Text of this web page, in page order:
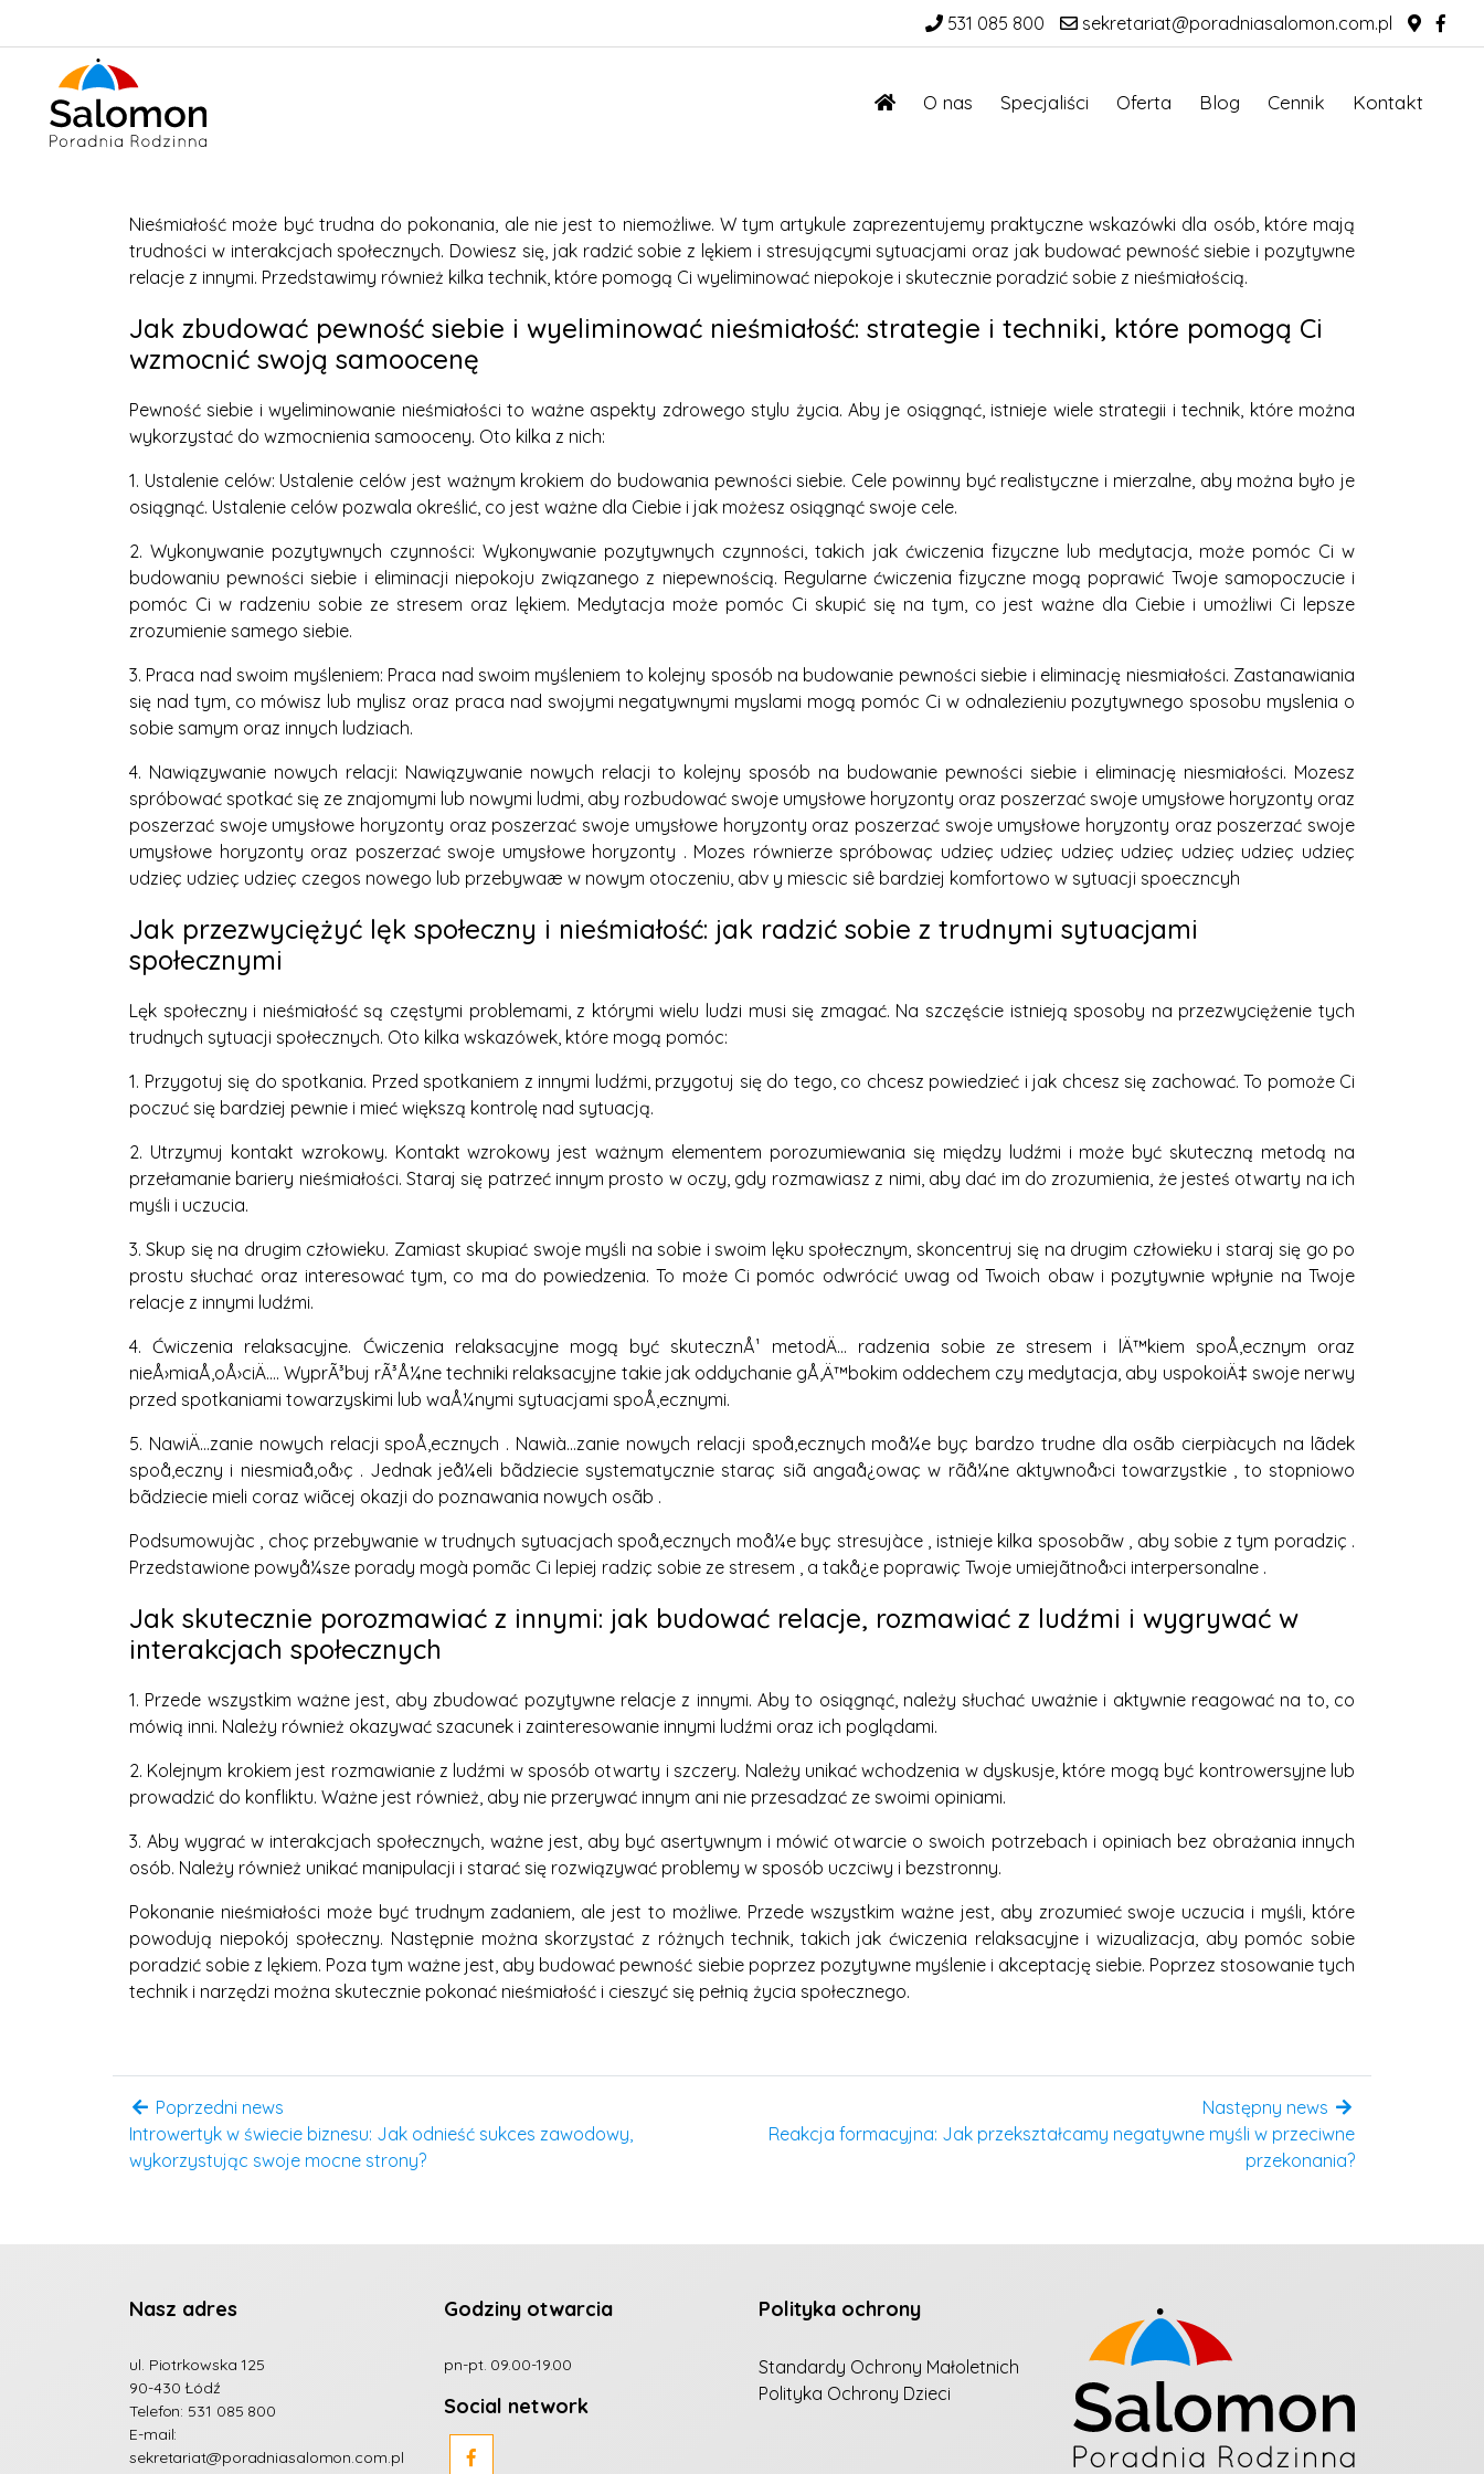
531 085 800 sekretariat@poradniasalomon.com.pl
O nas Specjaliści Oferta Blog Cennik Kontakt
Nieśmiałość może być trudna do pokonania, ale nie jest to niemożliwe. W tym artykule zaprezentujemy praktyczne wskazówki dla osób, które mają
trudności w interakcjach społecznych. Dowiesz się, jak radzić sobie z lękiem i stresującymi sytuacjami oraz jak budować pewność siebie i pozytywne
relacje z innymi. Przedstawimy również kilka technik, które pomogą Ci wyeliminować niepokoje i skutecznie poradzić sobie z nieśmiałością.
Jak zbudować pewność siebie i wyeliminować nieśmiałość: strategie i techniki, które pomogą Ci
wzmocnić swoją samoocenę
Pewność siebie i wyeliminowanie nieśmiałości to ważne aspekty zdrowego stylu życia. Aby je osiągnąć, istnieje wiele strategii i technik, które można
wykorzystać do wzmocnienia samooceny. Oto kilka z nich:
1. Ustalenie celów: Ustalenie celów jest ważnym krokiem do budowania pewności siebie. Cele powinny być realistyczne i mierzalne, aby można było je
osiągnąć. Ustalenie celów pozwala określić, co jest ważne dla Ciebie i jak możesz osiągnąć swoje cele.
2. Wykonywanie pozytywnych czynności: Wykonywanie pozytywnych czynności, takich jak ćwiczenia fizyczne lub medytacja, może pomóc Ci w
budowaniu pewności siebie i eliminacji niepokoju związanego z niepewnością. Regularne ćwiczenia fizyczne mogą poprawić Twoje samopoczucie i
pomóc Ci w radzeniu sobie ze stresem oraz lękiem. Medytacja może pomóc Ci skupić się na tym, co jest ważne dla Ciebie i umożliwi Ci lepsze
zrozumienie samego siebie.
3. Praca nad swoim myśleniem: Praca nad swoim myśleniem to kolejny sposób na budowanie pewności siebie i eliminację niesmiałości. Zastanawiania
się nad tym, co mówisz lub mylisz oraz praca nad swojymi negatywnymi myslami mogą pomóc Ci w odnalezieniu pozytywnego sposobu myslenia o
sobie samym oraz innych ludziach.
4. Nawiązywanie nowych relacji: Nawiązywanie nowych relacji to kolejny sposób na budowanie pewności siebie i eliminację niesmiałości. Mozesz
spróbować spotkać się ze znajomymi lub nowymi ludmi, aby rozbudować swoje umysłowe horyzonty oraz poszerzać swoje umysłowe horyzonty oraz
poszerzać swoje umysłowe horyzonty oraz poszerzać swoje umysłowe horyzonty oraz poszerzać swoje umysłowe horyzonty oraz poszerzać swoje
umysłowe horyzonty oraz poszerzać swoje umysłowe horyzonty . Mozes równierze spróbowaç udzieç udzieç udzieç udzieç udzieç udzieç udzieç
udzieç udzieç udzieç czegos nowego lub przebywaæ w nowym otoczeniu, abv y miescic siê bardziej komfortowo w sytuacji spoeczncyh
Jak przezwyciężyć lęk społeczny i nieśmiałość: jak radzić sobie z trudnymi sytuacjami
społecznymi
Lęk społeczny i nieśmiałość są częstymi problemami, z którymi wielu ludzi musi się zmagać. Na szczęście istnieją sposoby na przezwyciężenie tych
trudnych sytuacji społecznych. Oto kilka wskazówek, które mogą pomóc:
1. Przygotuj się do spotkania. Przed spotkaniem z innymi ludźmi, przygotuj się do tego, co chcesz powiedzieć i jak chcesz się zachować. To pomoże Ci
poczuć się bardziej pewnie i mieć większą kontrolę nad sytuacją.
2. Utrzymuj kontakt wzrokowy. Kontakt wzrokowy jest ważnym elementem porozumiewania się między ludźmi i może być skuteczną metodą na
przełamanie bariery nieśmiałości. Staraj się patrzeć innym prosto w oczy, gdy rozmawiasz z nimi, aby dać im do zrozumienia, że jesteś otwarty na ich
myśli i uczucia.
3. Skup się na drugim człowieku. Zamiast skupiać swoje myśli na sobie i swoim lęku społecznym, skoncentruj się na drugim człowieku i staraj się go po
prostu słuchać oraz interesować tym, co ma do powiedzenia. To może Ci pomóc odwrócić uwag od Twoich obaw i pozytywnie wpłynie na Twoje
relacje z innymi ludźmi.
4. Ćwiczenia relaksacyjne. Ćwiczenia relaksacyjne mogą być skutecznÅ¹ metodÄ… radzenia sobie ze stresem i lÄ™kiem spoÅ‚ecznym oraz
nieÅ›miaÅ‚oÅ›ciÄ…. WyprÃ³buj rÃ³Å¼ne techniki relaksacyjne takie jak oddychanie gÅ‚Ä™bokim oddechem czy medytacja, aby uspokoiÄ‡ swoje nerwy
przed spotkaniami towarzyskimi lub waÅ¼nymi sytuacjami spoÅ‚ecznymi.
5. NawiÄ…zanie nowych relacji spoÅ‚ecznych . Nawià…zanie nowych relacji spoå‚ecznych moå¼e byç bardzo trudne dla osãb cierpiàcych na lãdek
spoå‚eczny i niesmiaå‚oå›ç . Jednak jeå¼eli bãdziecie systematycznie staraç siã angaå¿owaç w rãå¼ne aktywnoå›ci towarzystkie , to stopniowo
bãdziecie mieli coraz wiãcej okazji do poznawania nowych osãb .
Podsumowujàc , choç przebywanie w trudnych sytuacjach spoå‚ecznych moå¼e byç stresujàce , istnieje kilka sposobãw , aby sobie z tym poradziç .
Przedstawione powyå¼sze porady mogà pomãc Ci lepiej radziç sobie ze stresem , a takå¿e poprawiç Twoje umiejãtnoå›ci interpersonalne .
Jak skutecznie porozmawiać z innymi: jak budować relacje, rozmawiać z ludźmi i wygrywać w
interakcjach społecznych
1. Przede wszystkim ważne jest, aby zbudować pozytywne relacje z innymi. Aby to osiągnąć, należy słuchać uważnie i aktywnie reagować na to, co
mówią inni. Należy również okazywać szacunek i zainteresowanie innymi ludźmi oraz ich poglądami.
2. Kolejnym krokiem jest rozmawianie z ludźmi w sposób otwarty i szczery. Należy unikać wchodzenia w dyskusje, które mogą być kontrowersyjne lub
prowadzić do konfliktu. Ważne jest również, aby nie przerywać innym ani nie przesadzać ze swoimi opiniami.
3. Aby wygrać w interakcjach społecznych, ważne jest, aby być asertywnym i mówić otwarcie o swoich potrzebach i opiniach bez obrażania innych
osób. Należy również unikać manipulacji i starać się rozwiązywać problemy w sposób uczciwy i bezstronny.
Pokonanie nieśmiałości może być trudnym zadaniem, ale jest to możliwe. Przede wszystkim ważne jest, aby zrozumieć swoje uczucia i myśli, które
powodują niepokój społeczny. Następnie można skorzystać z różnych technik, takich jak ćwiczenia relaksacyjne i wizualizacja, aby pomóc sobie
poradzić sobie z lękiem. Poza tym ważne jest, aby budować pewność siebie poprzez pozytywne myślenie i akceptację siebie. Poprzez stosowanie tych
technik i narzędzi można skutecznie pokonać nieśmiałość i cieszyć się pełnią życia społecznego.
Poprzedni news
Introwertyk w świecie biznesu: Jak odnieść sukces zawodowy,
wykorzystując swoje mocne strony?
Następny news
Reakcja formacyjna: Jak przekształcamy negatywne myśli w przeciwne
przekonania?
Nasz adres
ul. Piotrkowska 125
90-430 Łódź
Telefon: 531 085 800
E-mail:
sekretariat@poradniasalomon.com.pl
Godziny otwarcia
pn-pt. 09.00-19.00
Social network
Polityka ochrony
Standardy Ochrony Małoletnich
Polityka Ochrony Dzieci